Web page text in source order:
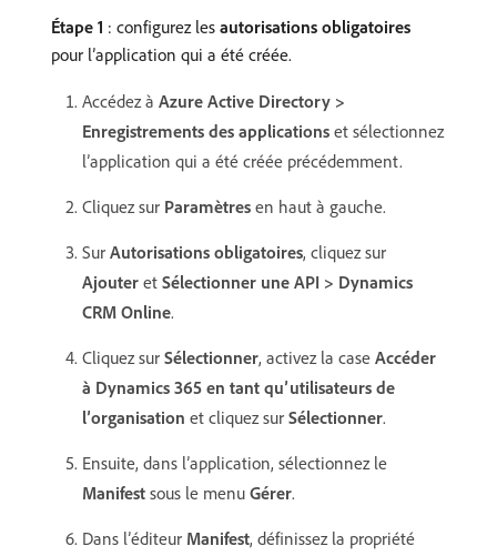
Étape 1 : configurez les autorisations obligatoires
pour l’application qui a été créée.
Accédez à Azure Active Directory >
Enregistrements des applications et sélectionnez
l’application qui a été créée précédemment.
Cliquez sur Paramètres en haut à gauche.
Sur Autorisations obligatoires, cliquez sur
Ajouter et Sélectionner une API > Dynamics
CRM Online.
Cliquez sur Sélectionner, activez la case Accéder
à Dynamics 365 en tant qu’utilisateurs de
l’organisation et cliquez sur Sélectionner.
Ensuite, dans l’application, sélectionnez le
Manifest sous le menu Gérer.
Dans l’éditeur Manifest, définissez la propriété